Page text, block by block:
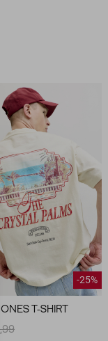
-25%
T-SHIRT